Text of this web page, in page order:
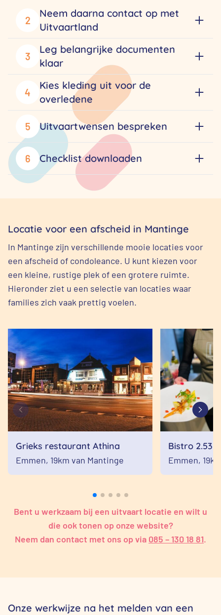
2
Neem daarna contact op met
Uitvaartland
3
Leg belangrijke documenten
klaar
4
Kies kleding uit voor de
overledene
5 Uitvaartwensen bespreken
6 Checklist downloaden
Locatie voor een afscheid in Mantinge
In Mantinge zijn verschillende mooie locaties voor
een afscheid of condoleance. U kunt kiezen voor
een kleine, rustige plek of een grotere ruimte.
Hieronder ziet u een selectie van locaties waar
families zich vaak prettig voelen.
Grieks restaurant Athina
Emmen, 19km van Mantinge
Bistro 2.53
Emmen,
Bent u werkzaam bij een uitvaart locatie en wilt u
die ook tonen op onze website?
Neem dan contact met ons op via 085 – 130 18 81.
Onze werkwijze na het melden van een